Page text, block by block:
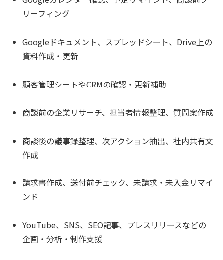
リーフィング
Googleドキュメント、スプレッドシート、Drive上の
資料作成・更新
顧客管理シートやCRMの確認・更新補助
商談前の企業リサーチ、担当者情報整理、質問案作成
商談後の議事録整理、次アクション抽出、社内共有文
作成
請求書作成、送付前チェック、未請求・未入金リマイ
ンド
YouTube、SNS、SEO記事、プレスリリースなどの
企画・分析・制作支援